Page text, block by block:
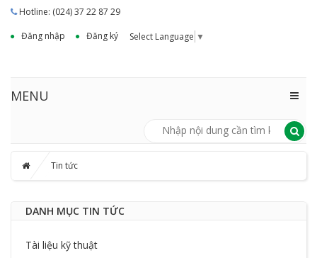
Hotline: (024) 37 22 87 29
Đăng nhập
Đăng ký Select Language ▼
MENU
Tin tức
DANH MỤC TIN TỨC
Tài liệu kỹ thuật